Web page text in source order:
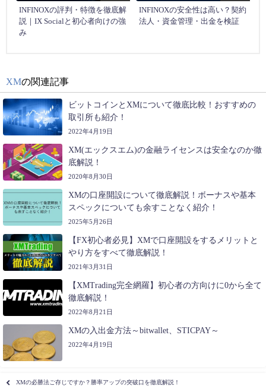
INFINOXの評判・特徴を徹底解
説｜IX Socialと初心者向けの強
み
INFINOXの安全性は高い？契約
法人・資金管理・出金を検証
XMの関連記事
ビットコインとXMについて徹底比較！おすすめの
取引所も紹介！
2022年4月19日
XM(エックスエム)の金融ライセンスは安全なのか徹
底解説！
2020年8月30日
XMの口座開設について徹底解説！ボーナスや基本
スペックについても余すことなく紹介！
2025年5月26日
【FX初心者必見】XMで口座開設をするメリットと
やり方をすべて徹底解説！
2021年3月31日
【XMTrading完全網羅】初心者の方向けに0から全て
徹底解説！
2022年8月21日
XMの入出金方法～bitwallet、STICPAY～
2022年4月19日
XMの必勝法ご存じですか？勝率アップの突破口を徹底解説！